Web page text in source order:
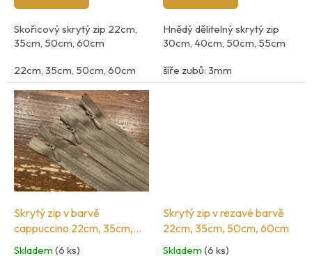
Skořicový skrytý zip 22cm,
35cm, 50cm, 60cm
22cm, 35cm, 50cm, 60cm
Hnědý dělitelný skrytý zip
30cm, 40cm, 50cm, 55cm
šíře zubů: 3mm
Skrytý zip v barvě
cappuccino 22cm, 35cm,
50cm, 60cm
Skladem(6 ks)
Skrytý zip v rezavé barvě
22cm, 35cm, 50cm, 60cm
Skladem(6 ks)